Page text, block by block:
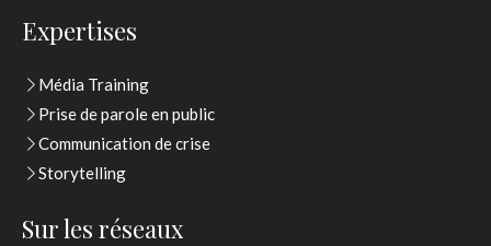
Expertises
Média Training
Prise de parole en public
Communication de crise
Storytelling
Sur les réseaux